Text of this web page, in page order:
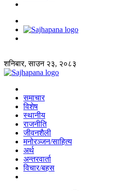
शनिबार, साउन २३, २०८३
समाचार
विशेष
स्थानीय
राजनीति
जीवनशैली
मनोरञ्जन/साहित्य
अर्थ
अन्तरवार्ता
विचार/बहस